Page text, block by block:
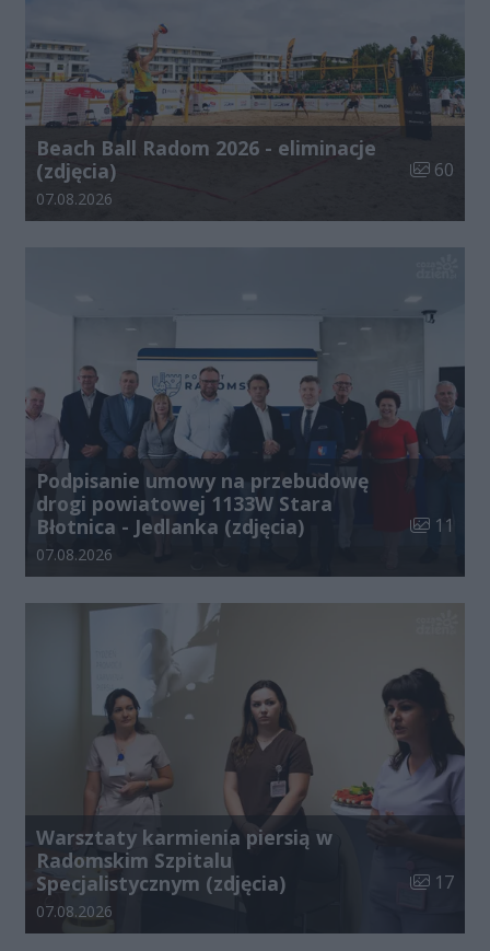
Beach Ball Radom 2026 - eliminacje
(zdjęcia)
Liczba
60
Data dodania galerii:
07.08.2026
Podpisanie umowy na przebudowę
drogi powiatowej 1133W Stara
Błotnica - Jedlanka (zdjęcia)
Liczba
11
Data dodania galerii:
07.08.2026
Warsztaty karmienia piersią w
Radomskim Szpitalu
Specjalistycznym (zdjęcia)
Liczba
17
Data dodania galerii:
07.08.2026